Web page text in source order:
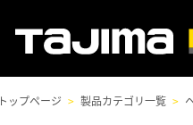
トップページ 製品カテゴリ一覧